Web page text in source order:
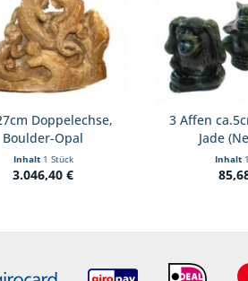
Doppelechse,
Boulder-Opal
Inhalt 1 Stück
3.046,40 €
3 Affen
Jade
Inhalt